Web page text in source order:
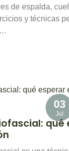
de espalda,
y técnicas
03
Jul
qué